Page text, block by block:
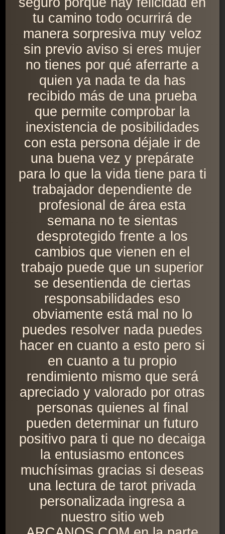
tu camino todo ocurrirá de
manera sorpresiva muy veloz
sin previo aviso si eres mujer
no tienes por qué aferrarte a
quien ya nada te da has
recibido más de una prueba
que permite comprobar la
inexistencia de posibilidades
con esta persona déjale ir de
una buena vez y prepárate
para lo que la vida tiene para ti
trabajador dependiente de
profesional de área esta
semana no te sientas
desprotegido frente a los
cambios que vienen en el
trabajo puede que un superior
se desentienda de ciertas
responsabilidades eso
obviamente está mal no lo
puedes resolver nada puedes
hacer en cuanto a esto pero si
en cuanto a tu propio
rendimiento mismo que será
apreciado y valorado por otras
personas quienes al final
pueden determinar un futuro
positivo para ti que no decaiga
la entusiasmo entonces
muchísimas gracias si deseas
una lectura de tarot privada
personalizada ingresa a
nuestro sitio web